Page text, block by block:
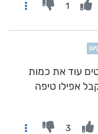
1
עוד את כמות
אפילו טיפה
3